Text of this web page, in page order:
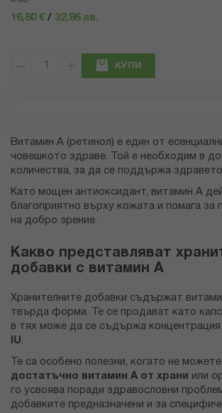
16,80 € / 32,86 лв.
КУПИ
Витамин А (ретинол) е един от
човешкото здраве. Той е необходим в
количества, за да се поддържа
Като мощен антиоксидант, витамин А
благоприятно върху кожата и помага
на добро зрение.
Какво представляват
добавки с витамин А
Хранителните добавки съдържат
твърда форма. Те се продават като
в тях може да се съдържа концентрация
IU.
Те са особено полезни, когато не
достатъчно витамин А от храни или
го усвоява поради здравословни
добавките предназначени и за